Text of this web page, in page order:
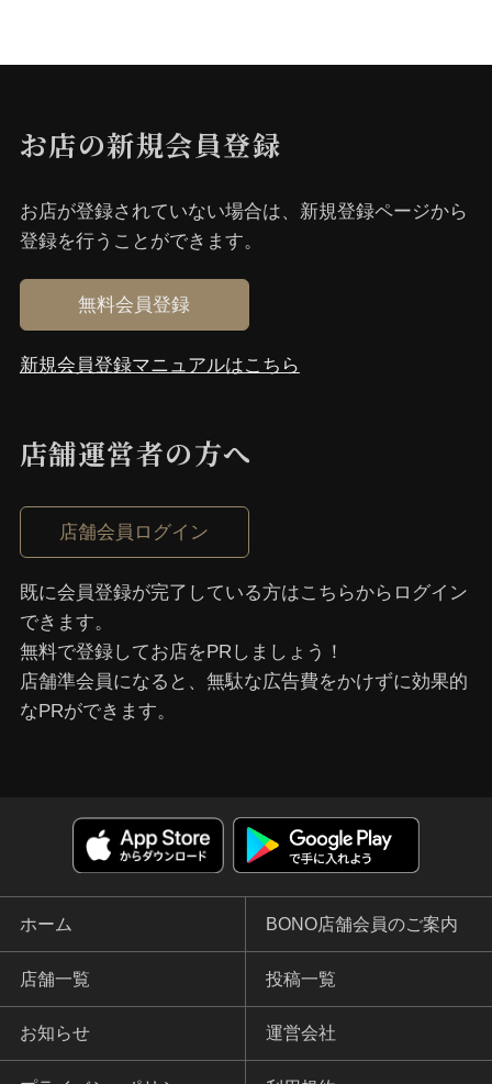
お店の新規会員登録
お店が登録されていない場合は、新規登録ページから
登録を⾏うことができます。
無料会員登録
新規会員登録マニュアルはこちら
店舗運営者の⽅へ
店舗会員ログイン
既に会員登録が完了している⽅はこちらからログイン
できます。
無料で登録してお店をPRしましょう！
店舗準会員になると、無駄な広告費をかけずに効果的
なPRができます。
ホーム BONO店舗会員のご案内
店舗一覧 投稿一覧
お知らせ 運営会社